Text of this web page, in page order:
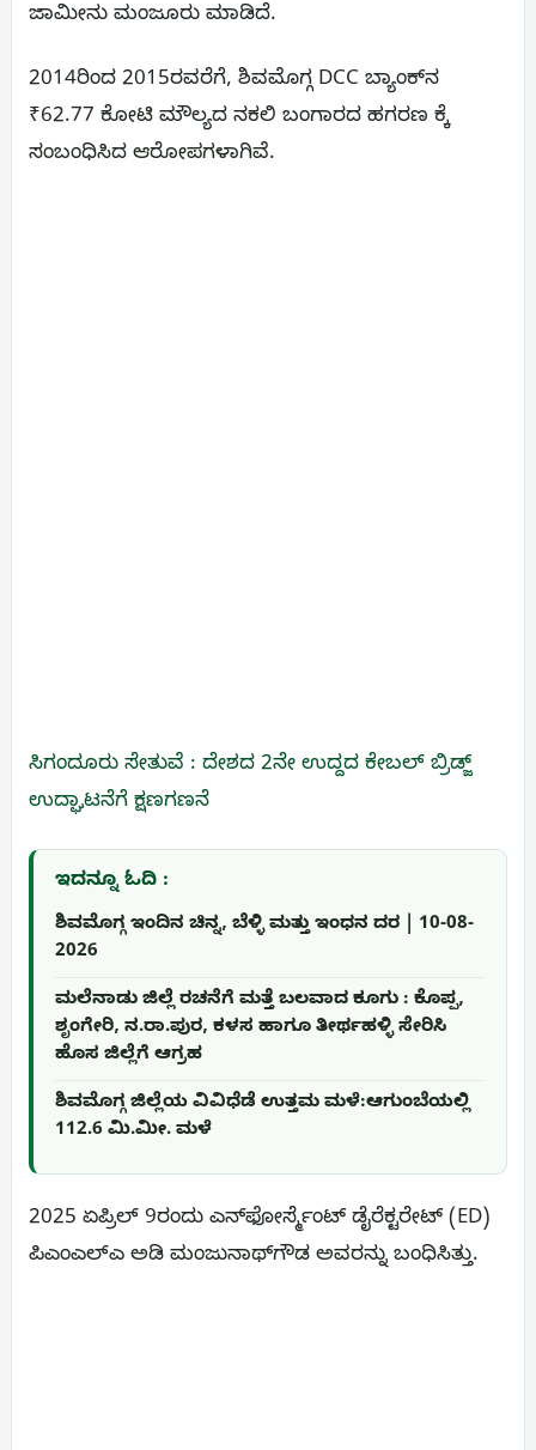
ಜಾಮೀನು ಮಂಜೂರು ಮಾಡಿದೆ.
2014ರಿಂದ 2015ರವರೆಗೆ, ಶಿವಮೊಗ್ಗ DCC ಬ್ಯಾಂಕ್‌ನ
₹62.77 ಕೋಟಿ ಮೌಲ್ಯದ ನಕಲಿ ಬಂಗಾರದ ಹಗರಣ ಕ್ಕೆ
ಸಂಬಂಧಿಸಿದ ಆರೋಪಗಳಾಗಿವೆ.
ಸಿಗಂದೂರು ಸೇತುವೆ : ದೇಶದ 2ನೇ ಉದ್ದದ ಕೇಬಲ್ ಬ್ರಿಡ್ಜ್‌
ಉದ್ಘಾಟನೆಗೆ ಕ್ಷಣಗಣನೆ
ಇದನ್ನೂ ಓದಿ :
ಶಿವಮೊಗ್ಗ ಇಂದಿನ ಚಿನ್ನ, ಬೆಳ್ಳಿ ಮತ್ತು ಇಂಧನ ದರ | 10-08-
2026
ಮಲೆನಾಡು ಜಿಲ್ಲೆ ರಚನೆಗೆ ಮತ್ತೆ ಬಲವಾದ ಕೂಗು : ಕೊಪ್ಪ,
ಶೃಂಗೇರಿ, ನ.ರಾ.ಪುರ, ಕಳಸ ಹಾಗೂ ತೀರ್ಥಹಳ್ಳಿ ಸೇರಿಸಿ
ಹೊಸ ಜಿಲ್ಲೆಗೆ ಆಗ್ರಹ
ಶಿವಮೊಗ್ಗ ಜಿಲ್ಲೆಯ ವಿವಿಧೆಡೆ ಉತ್ತಮ ಮಳೆ:ಆಗುಂಬೆಯಲ್ಲಿ
112.6 ಮಿ.ಮೀ. ಮಳೆ
2025 ಏಪ್ರಿಲ್ 9ರಂದು ಎನ್‌ಫೋರ್ಸ್ಮೆಂಟ್ ಡೈರೆಕ್ಟರೇಟ್ (ED)
ಪಿಎಂಎಲ್‌ಎ ಅಡಿ ಮಂಜುನಾಥ್‌ಗೌಡ ಅವರನ್ನು ಬಂಧಿಸಿತ್ತು.